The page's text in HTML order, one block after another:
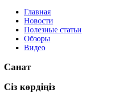
Главная
Новости
Полезные статьи
Обзоры
Видео
Санат
Сіз көрдіңіз